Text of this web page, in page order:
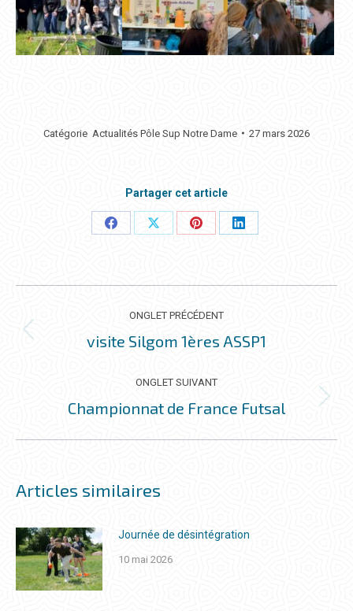
Catégorie Actualités Pôle Sup Notre Dame 27 mars 2026
Partager cet article
PartagerPartagerPartagerPartager
NAVIGATION
DE
COMMENTAIRE
ONGLET PRÉCÉDENT
Onglet
visite Silgom 1ères ASSP1
ONGLET SUIVANT
Onglet
Championnat de France Futsal
Articles similaires
Journée de désintégration
10 mai 2026